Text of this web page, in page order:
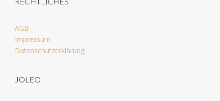
AGB
Impressum
Datenschutzerklärung
JOLEO